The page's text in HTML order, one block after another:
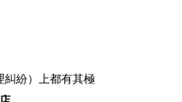
糾紛）上都有其極